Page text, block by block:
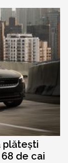
plătești
de cai